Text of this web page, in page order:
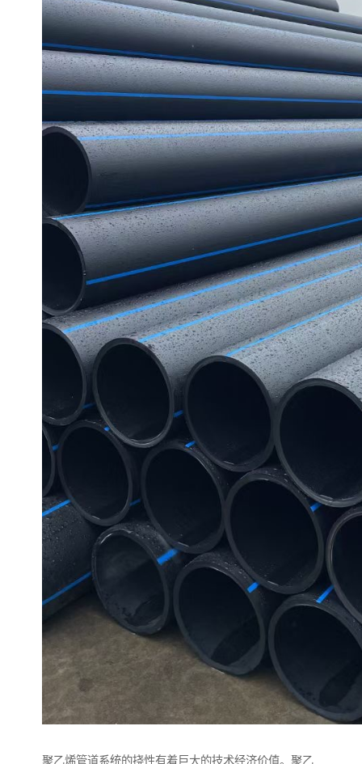
聚乙烯管道系统的挠性有着巨大的技术经济价值。聚乙